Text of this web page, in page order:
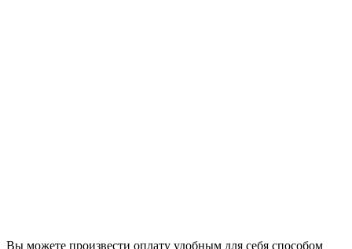
Вы можете произвести оплату удобным для себя способом